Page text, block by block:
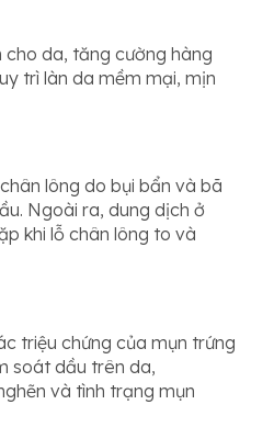
da, tăng cường hàng
trì làn da mềm mại, mịn
lông do bụi bẩn và bã
Ngoài ra, dung dịch ở
khi lỗ chân lông to và
triệu chứng của mụn trứng
soát dầu trên da,
và tình trạng mụn